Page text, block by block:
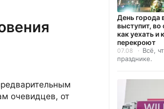
очевидцев, от
День города
выступит, во
как уехать и
перекроют
07.08
Всё,
празднике.